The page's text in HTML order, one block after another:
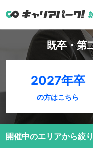
既卒・第
2027年卒
の方はこちら
開催中のエリアから絞